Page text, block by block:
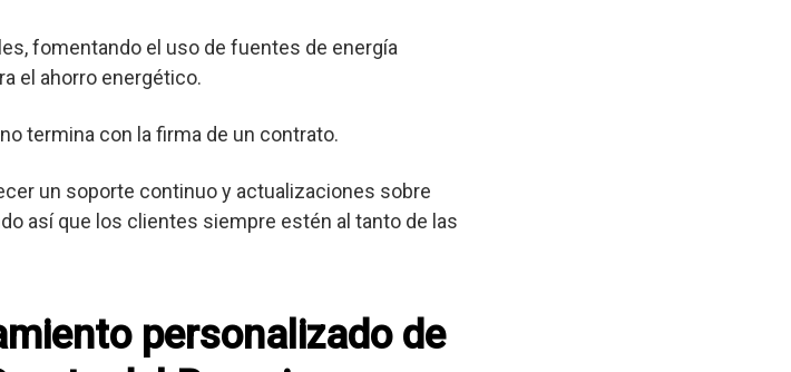
fomentando el uso de fuentes de energía
el ahorro energético.
termina con la firma de un contrato.
un soporte continuo y actualizaciones sobre
así que los clientes siempre estén al tanto de las
personalizado de